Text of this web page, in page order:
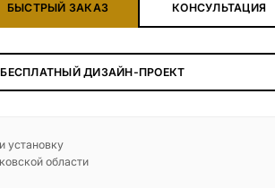
БЫСТРЫЙ ЗАКАЗ КОНСУЛЬТАЦИЯ
ДИЗАЙН-ПРОЕКТ
установку
области